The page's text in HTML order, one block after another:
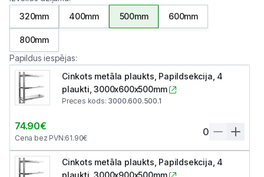
320mm
400mm 500mm 600mm
800mm
Papildus iespējas:
Cinkots metāla plaukts, Papildsekcija, 4
plaukti, 3000x600x500mm
Preces kods: 3000.600.500.1
74.90€
Cena bez PVN:61.90€
0
Cinkots metāla plaukts, Papildsekcija, 4
plaukti, 3000x900x500mm